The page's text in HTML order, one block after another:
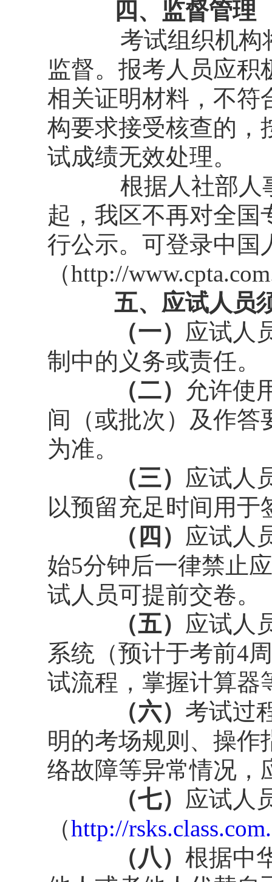
四、监督管理
考试组织机构
监督。报考人员应积
相关证明材料，不符
构要求接受核查的，
试成绩无效处理。
根据人社部人
起，我区不再对全国
行公示。可登录中国
（http://
五、应试人员
（一） 应试人
制中的义务或责任。
（二）
允许使
间（或批次）及作答
为准。
（三） 应试人
以预留充足时间用于
（四） 应试人
始5分钟后一律禁止
试人员可提前交卷。
（五） 应试人
系统（预计于考前4
试流程，掌握计算器
（六） 考试过
明的考场规则、操作
络故障等异常情况，
（七） 应试人
（http://
（八） 根据中